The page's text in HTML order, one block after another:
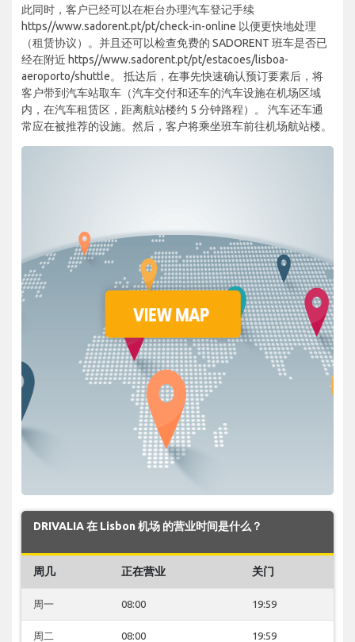
此同时，客户已经可以在柜台办理汽车登记手续
https//www.sadorent.pt/pt/check-in-online 以便更快地处理
（租赁协议）。并且还可以检查免费的 SADORENT 班车是否已
经在附近 https//www.sadorent.pt/pt/estacoes/lisboa-
aeroporto/shuttle。 抵达后，在事先快速确认预订要素后，将
客户带到汽车站取车（汽车交付和还车的汽车设施在机场区域
内，在汽车租赁区，距离航站楼约 5 分钟路程）。 汽车还车通
常应在被推荐的设施。然后，客户将乘坐班车前往机场航站楼。
DRIVALIA 在 Lisbon 机场 的营业时间是什么？
周几 正在营业 关门
周一 08:00 19:59
周二 08:00 19:59